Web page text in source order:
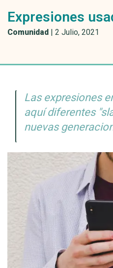
Expresiones
Comunidad | 2 Julio, 2021
Las expresiones
aquí diferentes
nuevas